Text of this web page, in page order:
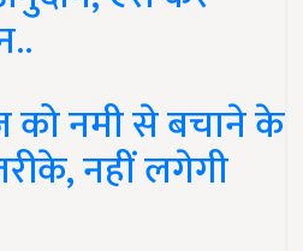
को नमी से बचाने के
नहीं लगेगी